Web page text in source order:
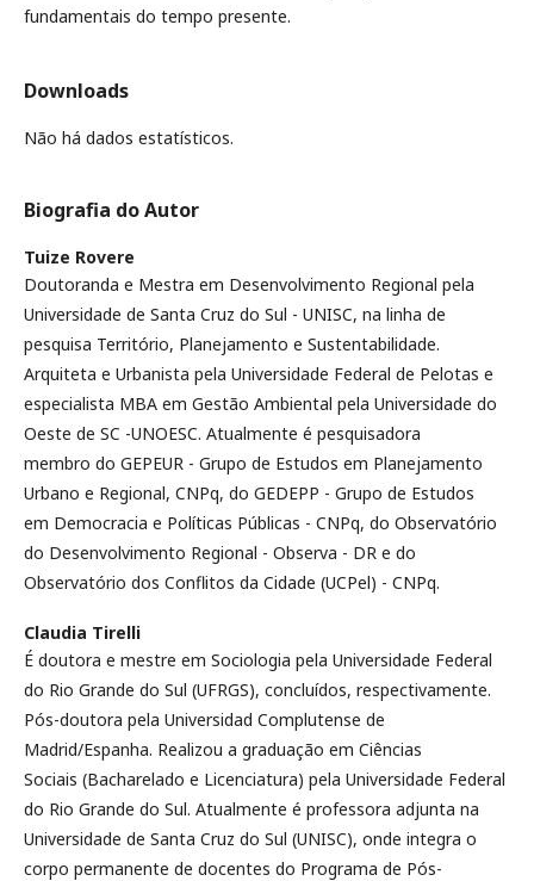
fundamentais do tempo presente.
Downloads
Não há dados estatísticos.
Biografia do Autor
Tuize Rovere
Doutoranda e Mestra em Desenvolvimento Regional pela
Universidade de Santa Cruz do Sul - UNISC, na linha de
pesquisa Território, Planejamento e Sustentabilidade.
Arquiteta e Urbanista pela Universidade Federal de Pelotas e
especialista MBA em Gestão Ambiental pela Universidade do
Oeste de SC -UNOESC. Atualmente é pesquisadora
membro do GEPEUR - Grupo de Estudos em Planejamento
Urbano e Regional, CNPq, do GEDEPP - Grupo de Estudos
em Democracia e Políticas Públicas - CNPq, do Observatório
do Desenvolvimento Regional - Observa - DR e do
Observatório dos Conflitos da Cidade (UCPel) - CNPq.
Claudia Tirelli
É doutora e mestre em Sociologia pela Universidade Federal
do Rio Grande do Sul (UFRGS), concluídos, respectivamente.
Pós-doutora pela Universidad Complutense de
Madrid/Espanha. Realizou a graduação em Ciências
Sociais (Bacharelado e Licenciatura) pela Universidade Federal
do Rio Grande do Sul. Atualmente é professora adjunta na
Universidade de Santa Cruz do Sul (UNISC), onde integra o
corpo permanente de docentes do Programa de Pós-